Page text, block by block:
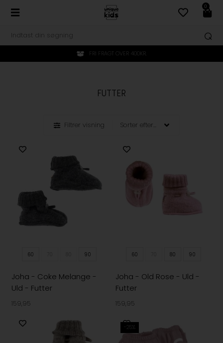
0
FRI FRAGT OVER 400KR.
FUTTER
Filtrer visning
60 90
Joha - Coke Melange -
Uld - Futter
159,95
60 80 90
Joha - Old Rose - Uld -
Futter
159,95
-25%